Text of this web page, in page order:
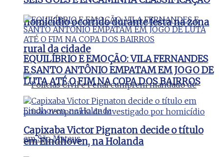
homicídio ocorrido durante festa na zona
rural da cidade
EQUILÍBRIO E EMOÇÃO: VILA FERNANDES
E SANTO ANTÔNIO EMPATAM EM JOGO DE
LUTA ATÉ O FIM NA COPA DOS BAIRROS
Capixaba Victor Pignaton decide o título
em Eindhoven, na Holanda